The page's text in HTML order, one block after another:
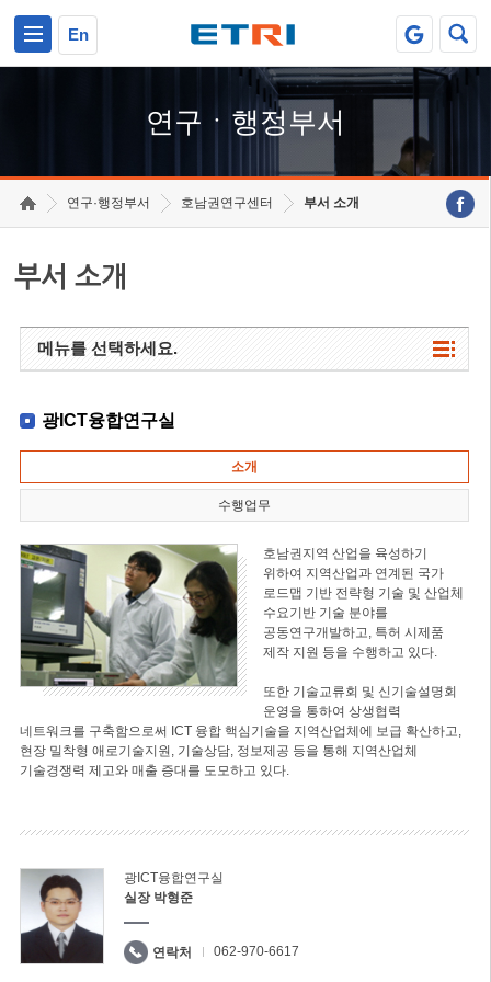
En
연구ㆍ행정부서
연구·행정부서 호남권연구센터 부서 소개
부서 소개
메뉴를 선택하세요.
광ICT융합연구실
소개
수행업무
호남권지역 산업을 육성하기
위하여 지역산업과 연계된 국가
로드맵 기반 전략형 기술 및 산업체
수요기반 기술 분야를
공동연구개발하고, 특허 시제품
제작 지원 등을 수행하고 있다.
또한 기술교류회 및 신기술설명회
운영을 통하여 상생협력
네트워크를 구축함으로써 ICT 융합 핵심기술을 지역산업체에 보급 확산하고,
현장 밀착형 애로기술지원, 기술상담, 정보제공 등을 통해 지역산업체
기술경쟁력 제고와 매출 증대를 도모하고 있다.
광ICT융합연구실
실장 박형준
연락처 062-970-6617